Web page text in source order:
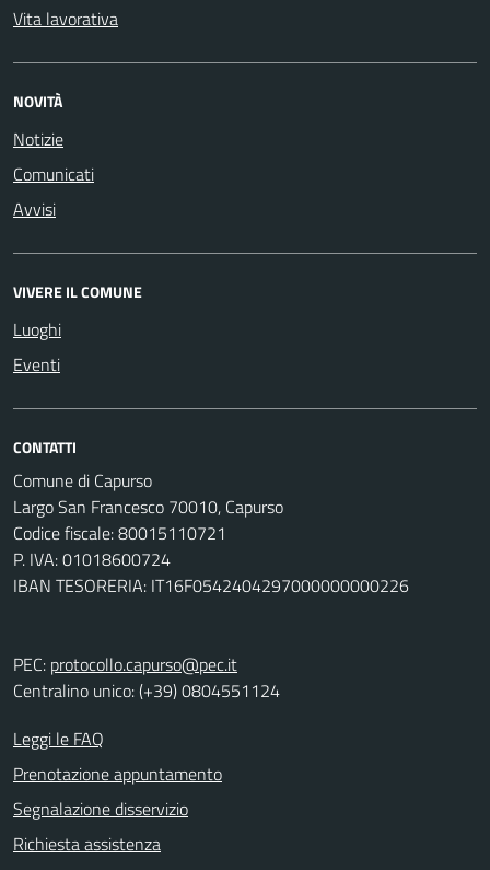
Vita lavorativa
NOVITÀ
Notizie
Comunicati
Avvisi
VIVERE IL COMUNE
Luoghi
Eventi
CONTATTI
Comune di Capurso
Largo San Francesco 70010, Capurso
Codice fiscale: 80015110721
P. IVA: 01018600724
IBAN TESORERIA: IT16F0542404297000000000226
PEC: protocollo.capurso@pec.it
Centralino unico: (+39) 0804551124
Leggi le FAQ
Prenotazione appuntamento
Segnalazione disservizio
Richiesta assistenza